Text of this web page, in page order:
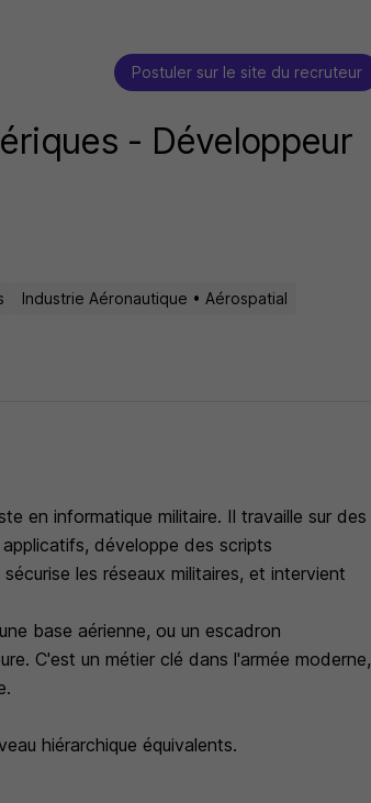
Postuler sur le site du recruteur
- Développeur
Industrie Aéronautique • Aérospatial
en informatique militaire. Il travaille sur des
développe des scripts
les réseaux militaires, et intervient
base aérienne, ou un escadron
C'est un métier clé dans l'armée moderne,
hiérarchique équivalents.